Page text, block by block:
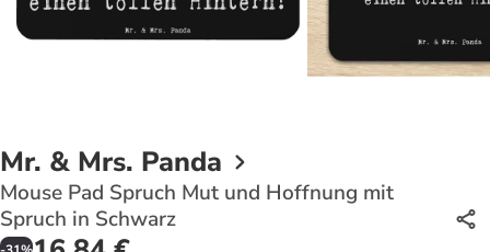
Mr. & Mrs. Panda
Mouse Pad Spruch Mut und Hoffnung mit
Spruch in Schwarz